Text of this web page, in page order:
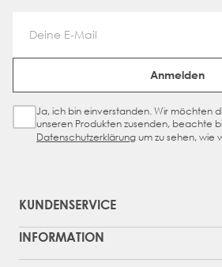
Email
Anmelden
Sign Up Checkbox
Ja, ich bin einverstanden. Wir möchten
unseren Produkten zusenden, beachte
Datenschutzerklärungum zu sehen, wie
KUNDENSERVICE
INFORMATION